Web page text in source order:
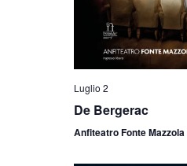
Luglio 2
De Bergerac
Anfiteatro Fonte Mazzola